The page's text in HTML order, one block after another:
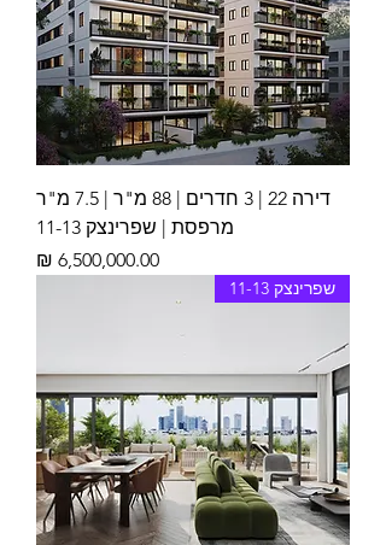
דירה 22 | 3 חדרים | 88 מ"ר | 7.5 מ"ר
מרפסת | שפרינצק 11-13
מחיר
שפרינצק 11-13